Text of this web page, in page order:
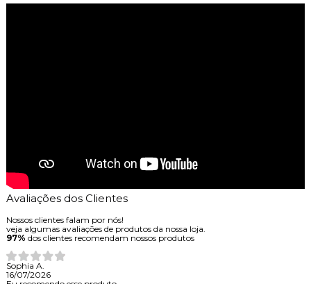
Avaliações dos Clientes
Nossos clientes falam por nós!
veja algumas avaliações de produtos da nossa loja.
97% dos clientes recomendam nossos produtos
Sophia A.
16/07/2026